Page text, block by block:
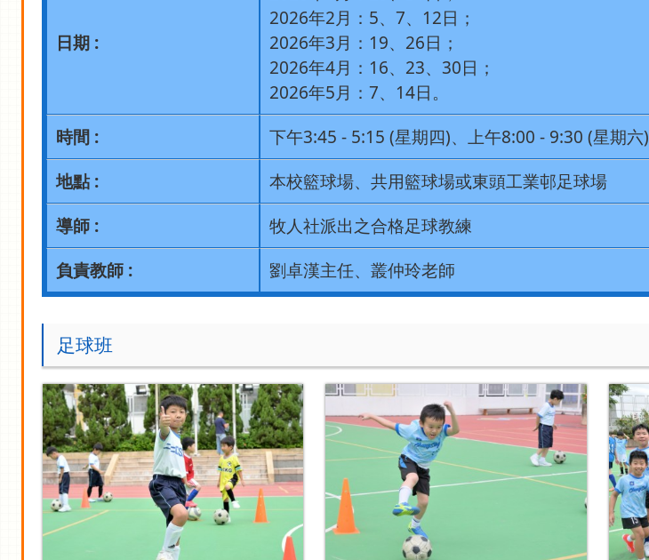
日期 :
2026年2月：5、7、12日；
2026年3月：19、26日；
2026年4月：16、23、30日；
2026年5月：7、14日。
時間 :
下午3:45 - 5:15 (星期四)、上午8:00 - 9:30 (星期六)
地點 :
本校籃球場、共用籃球場或東頭工業邨足球場
導師 :
牧人社派出之合格足球教練
負責教師 :
劉卓漢主任、叢仲玲老師
足球班